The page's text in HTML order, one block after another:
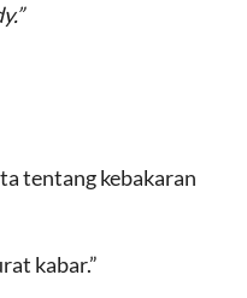
tentang kebakaran
kabar.”